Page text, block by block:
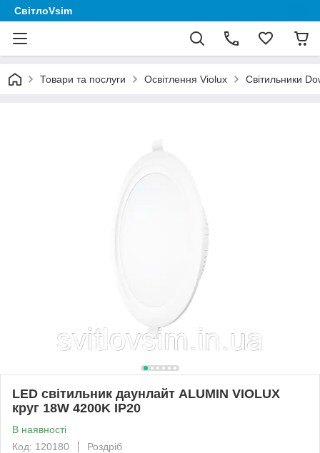
СвітлоVsim
Товари та послуги Освітлення Violux Світильники
LED світильник даунлайт ALUMIN VIOLUX
круг 18W 4200K IP20
В наявності
Код: 120180
Роздріб